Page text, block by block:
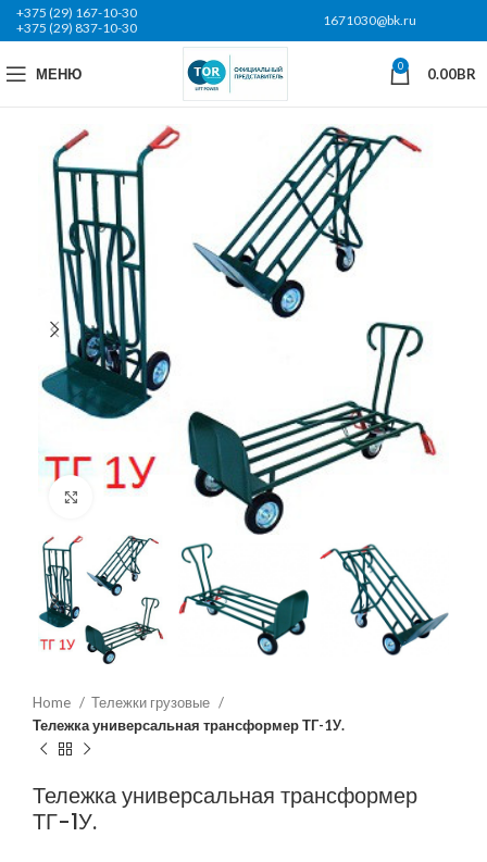
+375 (29) 167-10-30
+375 (29) 837-10-30
1671030@bk.ru
МЕНЮ 0 0.00BR
Нажмите, чтобы увеличить
Home
Тележки грузовые
Тележка универсальная трансформер ТГ-1У.
Тележка универсальная трансформер
ТГ-1У.